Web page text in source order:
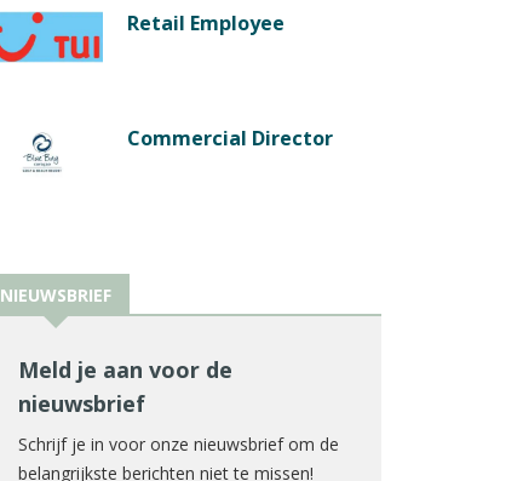
Retail Employee
Commercial Director
NIEUWSBRIEF
Meld je aan voor de
nieuwsbrief
Schrijf je in voor onze nieuwsbrief om de
belangrijkste berichten niet te missen!